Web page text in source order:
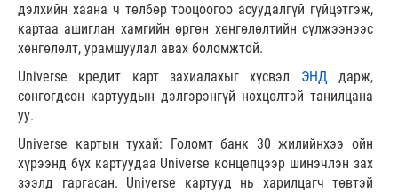
дэлхийн хаана ч төлбөр тооцоогоо асуудалгүй гүйцэтгэж,
картаа ашиглан хамгийн өргөн хөнгөлөлтийн сүлжээнээс
хөнгөлөлт, урамшуулал авах боломжтой.
Universe кредит карт захиалахыг хүсвэл ЭНД дарж,
сонгогдсон картуудын дэлгэрэнгүй нөхцөлтэй танилцана
уу.
Universe картын тухай: Голомт банк 30 жилийнхээ ойн
хүрээнд бүх картуудаа Universe концепцээр шинэчлэн зах
зээлд гаргасан. Universe картууд нь харилцагч төвтэй